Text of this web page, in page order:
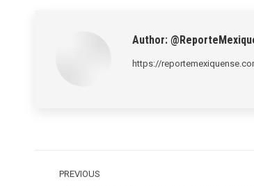
Author:
https://
navigation
PREVIOUS